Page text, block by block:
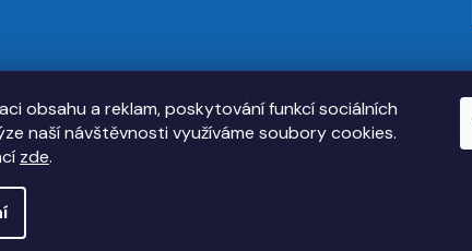
obsahu a reklam, poskytování funkcí sociálních
naší návštěvnosti využíváme soubory cookies.
zde.